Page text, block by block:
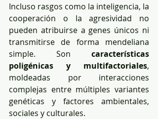
Incluso rasgos como la inteligencia, la
cooperación o la agresividad no
pueden atribuirse a genes únicos ni
transmitirse de forma mendeliana
simple. Son características
poligénicas y multifactoriales,
moldeadas por interacciones
complejas entre múltiples variantes
genéticas y factores ambientales,
sociales y culturales.